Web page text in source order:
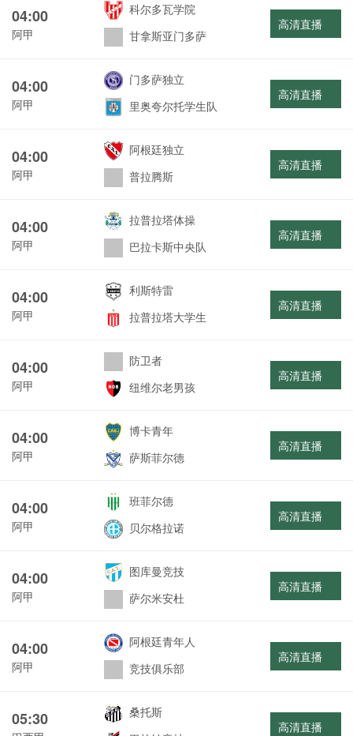
04:00
阿甲
科尔多瓦学院
甘拿斯亚门多萨
高清直播
04:00
阿甲
门多萨独立
里奥夸尔托学生队
高清直播
04:00
阿甲
阿根廷独立
普拉腾斯
高清直播
04:00
阿甲
拉普拉塔体操
巴拉卡斯中央队
高清直播
04:00
阿甲
利斯特雷
拉普拉塔大学生
高清直播
04:00
阿甲
防卫者
纽维尔老男孩
高清直播
04:00
阿甲
博卡青年
萨斯菲尔德
高清直播
04:00
阿甲
班菲尔德
贝尔格拉诺
高清直播
04:00
阿甲
图库曼竞技
萨尔米安杜
高清直播
04:00
阿甲
阿根廷青年人
竞技俱乐部
高清直播
05:30
桑托斯
高清直播